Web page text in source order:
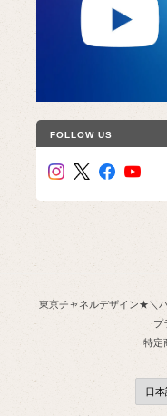
FOLLOW US
東京チャネルデザイン★＼
プ
特定